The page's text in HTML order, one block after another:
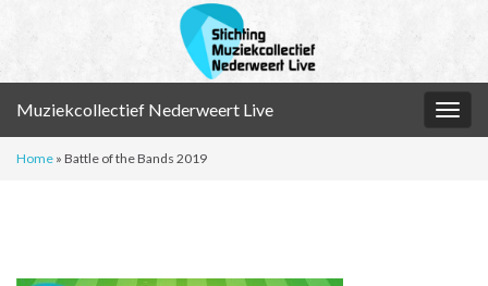
Muziekcollectief Nederweert Live
Home » Battle of the Bands 2019